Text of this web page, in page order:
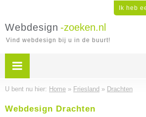
Ik heb
Webdesign -zoeken.nl
Vind webdesign bij u in de buurt!
U bent nu hier: Home » Friesland » Drachten
Webdesign Drachten